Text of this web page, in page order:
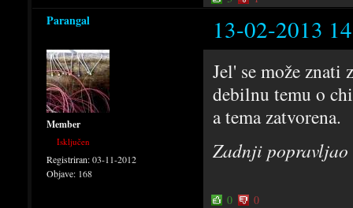
Parangal 13-02-2013
Member
Isključen
Registriran:03-11-2012
Objave: 168
Jel' se može znati
debilnu temu o
a tema zatvorena.
Zadnji
0 0